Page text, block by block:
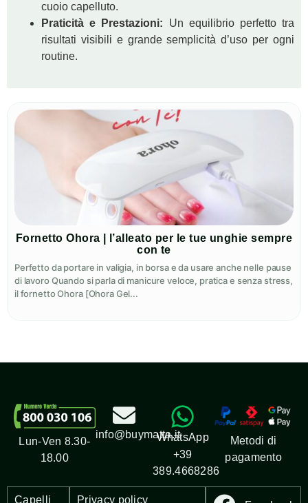
cuoio capelluto.
Praticità e Prestazioni: Un equilibrio perfetto tra
risultati visibili e grande semplicità d’uso per ogni
routine.
Fornetto Ohora | l’alleato per le tue unghie sempre
con te
Perfetto da portare in valigia, in borsa e da usare anche nelle pause
di lavoro Quando si parla di manicure veloce, pratica e senza stress,
il fornetto Ohora [Ohora Gel...
Lun-Ven 8.30-
18.00
info@buymatta.itWhatsApp
+39
389.4668286
Metodi di
pagamento
Capelli Privacy policy